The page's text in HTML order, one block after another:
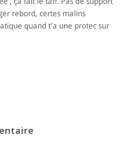
rebord, certes malins
quand t’a une protec sur